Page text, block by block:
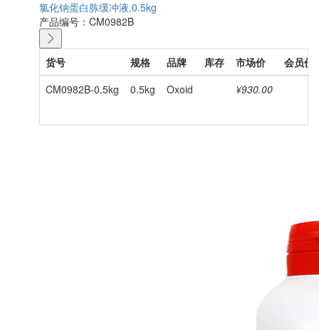
氯化钠蛋白胨缓冲液,0.5kg
产品编号：CM0982B
货号 规格 品牌 库存 市场价
会员价
CM0982B-0.5kg
0.5kg Oxoid ¥930.00